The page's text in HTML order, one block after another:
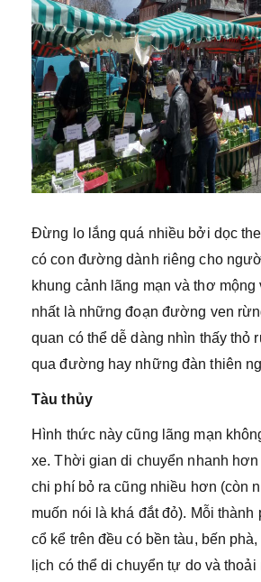
Đừng lo lắng quá nhiều bởi dọc
có con đường dành riêng cho
khung cảnh lãng mạn và thơ mộng
nhất là những đoạn đường ven
quan có thể dễ dàng nhìn thấy thỏ
qua đường hay những đàn thiên
Tàu thủy
Hình thức này cũng lãng mạn
xe. Thời gian di chuyển nhanh
chi phí bỏ ra cũng nhiều hơn (còn
muốn nói là khá đắt đỏ). Mỗi thành
cổ kể trên đều có bền tàu, bến
lịch có thể di chuyển tự do và thoải